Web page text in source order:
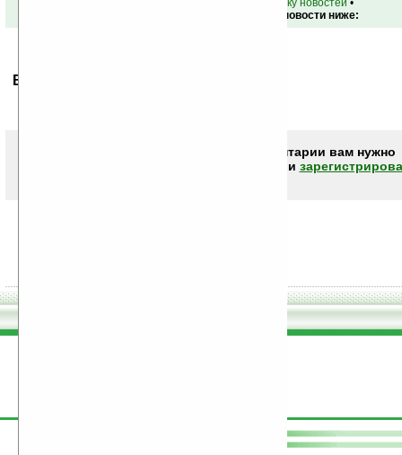
вернуться к списку новостей •
Обсуждение этой новости ниже:
Ваше мнение будет первым.
Чтобы писать комментарии вам нужно
или